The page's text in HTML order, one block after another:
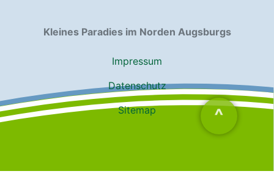
^
Kleines Paradies im Norden Augsburgs
Impressum
Datenschutz
Sitemap